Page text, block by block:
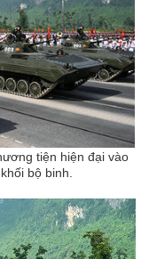
tiện hiện đại vào
bộ binh.